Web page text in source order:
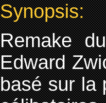
Synopsis:
Remake
Edward
basé sur la